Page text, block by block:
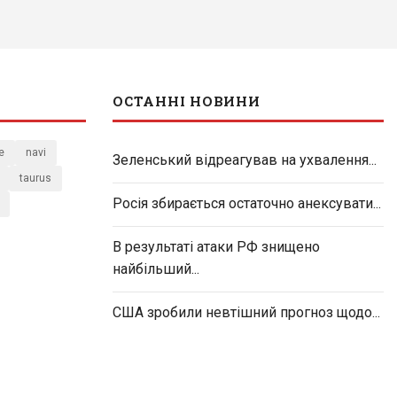
navi
taurus
ОСТАННІ НОВИНИ
Зеленський відреагував на ухвалення...
Росія збирається остаточно анексувати...
В результаті атаки РФ знищено
найбільший...
США зробили невтішний прогноз щодо...